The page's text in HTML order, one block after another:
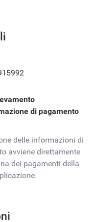
di pagamento
delle informazioni di
avviene direttamente
dei pagamenti della